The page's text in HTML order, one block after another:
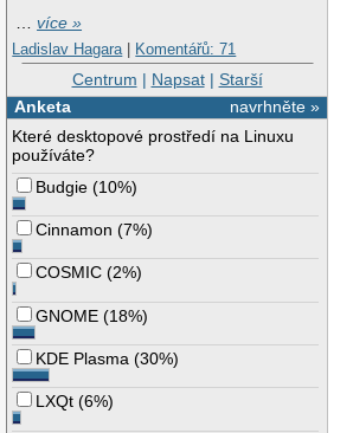
…více »
Ladislav Hagara | Komentářů: 71
Centrum | Napsat| Starší
navrhněte »
Anketa
Které desktopové prostředí na Linuxu
používáte?
Budgie (10%)
Cinnamon (7%)
COSMIC (2%)
GNOME (18%)
KDE Plasma (30%)
LXQt (6%)